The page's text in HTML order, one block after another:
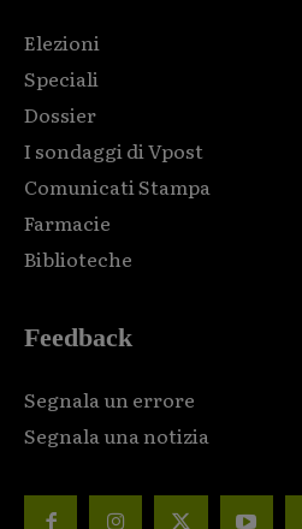
Elezioni
Speciali
Dossier
I sondaggi di Vpost
Comunicati Stampa
Farmacie
Biblioteche
Feedback
Segnala un errore
Segnala una notizia